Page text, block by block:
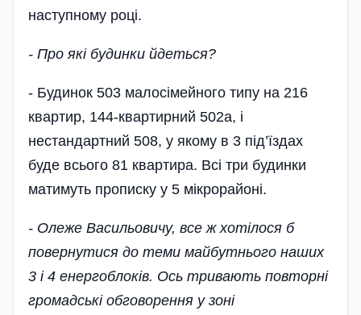
наступному році.
- Про які будинки йдеться?
- Будинок 503 малосімейного типу на 216
квартир, 144-квартирний 502а, і
нестандартний 508, у якому в 3 під’їздах
буде всього 81 квартира. Всі три будинки
матимуть прописку у 5 мікро­районі.
- Олеже Васильовичу, все ж хотілося б
повернутися до теми майбутнього наших
3 і 4 енергоблоків. Ось тривають повторні
громадські обговорення у зоні